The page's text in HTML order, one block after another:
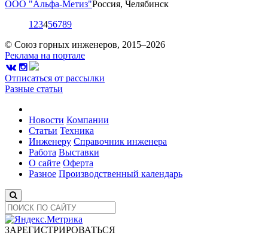
ООО "Альфа-Метиз"Россия, Челябинск
1 23456789
© Союз горных инженеров, 2015–2026
Реклама на портале
Отписаться от рассылки
Разные статьи
Новости Компании
Статьи Техника
Инженеру Справочник инженера
Работа Выставки
О сайте Оферта
Разное Производственный календарь
ЗАРЕГИСТРИРОВАТЬСЯ